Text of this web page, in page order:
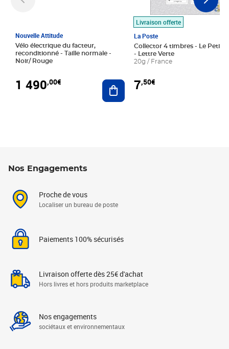
Nouvelle Attitude
Vélo électrique du facteur,
reconditionné - Taille normale -
Noir/ Rouge
1 490,00€ Ajouter au panier
Livraison offerte
La Poste
Collector 4 timbres - Le Petit
- Lettre Verte
20g / France
7,50€
Nos Engagements
Proche de vous
Localiser un bureau de poste
Paiements 100% sécurisés
Livraison offerte dès 25€ d'achat
Hors livres et hors produits marketplace
Nos engagements
sociétaux et environnementaux